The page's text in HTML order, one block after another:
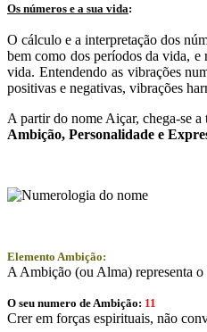
Os números e a sua vida:
O cálculo e a interpretação dos
bem como dos períodos da vida, e
vida. Entendendo as vibrações
positivas e negativas, vibrações
A partir do nome Aiçar, chega-se a
Ambição, Personalidade e
Elemento Ambição:
A Ambição (ou Alma) representa
O seu numero de Ambição: 11
Crer em forças espirituais, não